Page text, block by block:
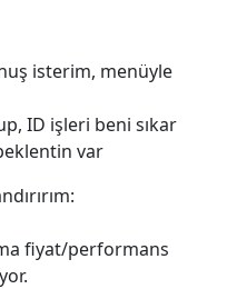
isterim, menüyle
ID işleri beni sıkar
var
fiyat/performans